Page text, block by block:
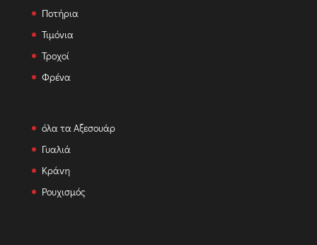
Ποτήρια
Τιμόνια
Τροχοί
Φρένα
όλα τα Αξεσουάρ
Γυαλιά
Κράνη
Ρουχισμός